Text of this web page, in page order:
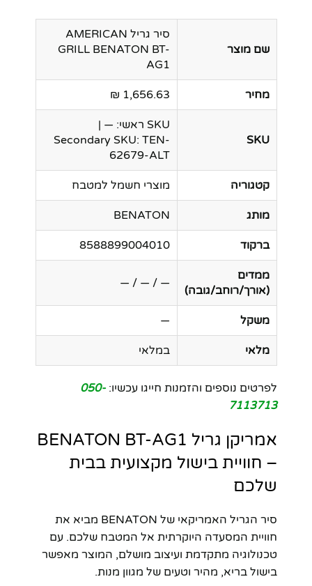
שם מוצר
סיר גריל AMERICAN
GRILL BENATON BT-
AG1
מחיר 1,656.63 ₪
SKU
SKU ראשי: — |
Secondary SKU: TEN-
62679-ALT
קטגוריה מוצרי חשמל למטבח
מותג BENATON
ברקוד 8588899004010
ממדים
(אורך/רוחב/גובה)
— / — / —
משקל —
מלאי במלאי
לפרטים נוספים והזמנות חייגו עכשיו: 050-
7113713
אמריקן גריל BENATON BT-AG1
– חוויית בישול מקצועית בבית
שלכם
סיר הגריל האמריקאי של BENATON מביא את
חוויית המסעדה היוקרתית אל המטבח שלכם. עם
טכנולוגיה מתקדמת ועיצוב מושלם, המוצר מאפשר
בישול בריא, מהיר וטעים של מגוון מנות.